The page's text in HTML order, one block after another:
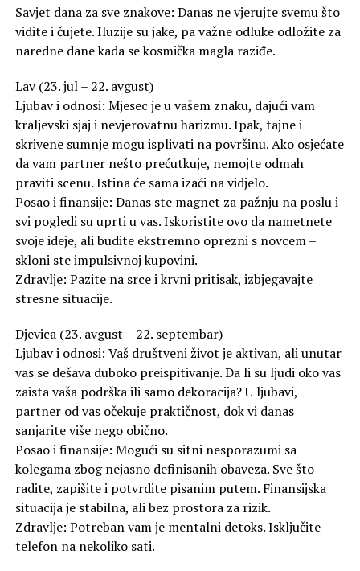
Savjet dana za sve znakove: Danas ne vjerujte svemu što
vidite i čujete. Iluzije su jake, pa važne odluke odložite za
naredne dane kada se kosmička magla raziđe.
Lav (23. jul – 22. avgust)
Ljubav i odnosi: Mjesec je u vašem znaku, dajući vam
kraljevski sjaj i nevjerovatnu harizmu. Ipak, tajne i
skrivene sumnje mogu isplivati na površinu. Ako osjećate
da vam partner nešto prećutkuje, nemojte odmah
praviti scenu. Istina će sama izaći na vidjelo.
Posao i finansije: Danas ste magnet za pažnju na poslu i
svi pogledi su uprti u vas. Iskoristite ovo da nametnete
svoje ideje, ali budite ekstremno oprezni s novcem –
skloni ste impulsivnoj kupovini.
Zdravlje: Pazite na srce i krvni pritisak, izbjegavajte
stresne situacije.
Djevica (23. avgust – 22. septembar)
Ljubav i odnosi: Vaš društveni život je aktivan, ali unutar
vas se dešava duboko preispitivanje. Da li su ljudi oko vas
zaista vaša podrška ili samo dekoracija? U ljubavi,
partner od vas očekuje praktičnost, dok vi danas
sanjarite više nego obično.
Posao i finansije: Mogući su sitni nesporazumi sa
kolegama zbog nejasno definisanih obaveza. Sve što
radite, zapišite i potvrdite pisanim putem. Finansijska
situacija je stabilna, ali bez prostora za rizik.
Zdravlje: Potreban vam je mentalni detoks. Isključite
telefon na nekoliko sati.